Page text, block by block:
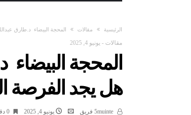
‫الرئيسية‬ مقالات المحجة البيضاء د.طارق
مقالات - يونيو 4, 2025
المحجة
هل يجد الفرصة
يونيو 4, 2025 0 ‫دقائق‬